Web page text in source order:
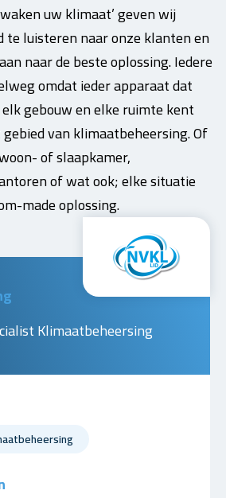
uw klimaat’ geven wij
te luisteren naar onze klanten en
naar de beste oplossing. Iedere
omdat ieder apparaat dat
gebouw en elke ruimte kent
van klimaatbeheersing. Of
of slaapkamer,
of wat ook; elke situatie
made oplossing.
Klimaatbeheersing